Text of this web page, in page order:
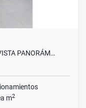
PANORÁM…
m2